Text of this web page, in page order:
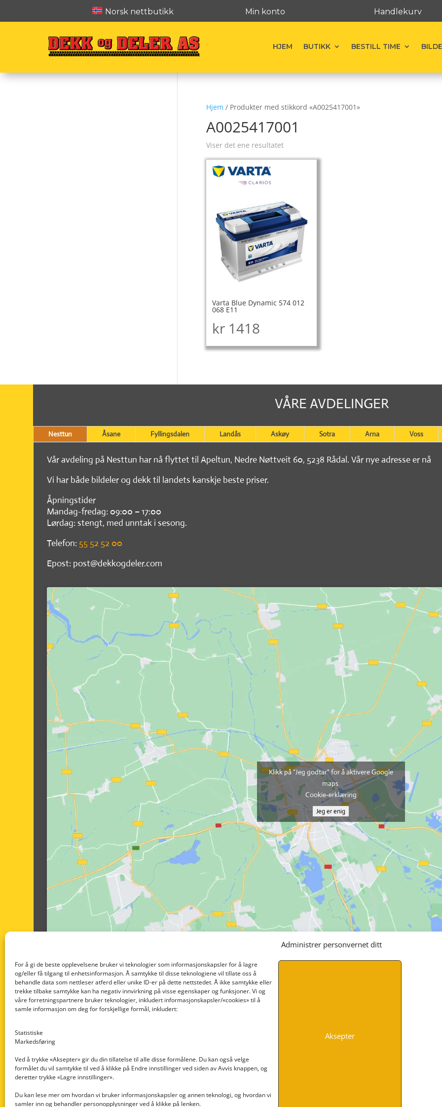
Administrer personvernet ditt
For å gi de beste opplevelsene bruker vi teknologier som informasjonskapsler for å lagre
og/eller få tilgang til enhetsinformasjon. Å samtykke til disse teknologiene vil tillate oss å
behandle data som nettleser atferd eller unike ID-er på dette nettstedet. Å ikke samtykke eller
trekke tilbake samtykke kan ha negativ innvirkning på visse egenskaper og funksjoner. Vi og
våre forretningspartnere bruker teknologier, inkludert informasjonskapsler/«cookies» til å
samle informasjon om deg for forskjellige formål, inkludert:
Statistiske
Markedsføring
Ved å trykke «Aksepter» gir du din tillatelse til alle disse formålene. Du kan også velge
formålet du vil samtykke til ved å klikke på Endre innstillinger ved siden av Avvis knappen, og
deretter trykke «Lagre innstillinger».
Du kan lese mer om hvordan vi bruker informasjonskapsler og annen teknologi, og hvordan vi
samler inn og behandler personopplysninger ved å klikke på lenken.
Aksepter
Norsk nettbutikk Min konto Handlekurv
HJEM BUTIKK BESTILL TIME
Hjem / Produkter med stikkord «A0025417001»
A0025417001
Viser det ene resultatet
Varta Blue Dynamic 574 012
068 E11
kr1418
VÅRE AVDELINGER
Nesttun Åsane Fyllingsdalen Landås Askøy Sotra Arna Voss
Vår avdeling på Nesttun har nå flyttet til Apeltun, Nedre Nøttveit 60, 5238 Rådal. Vår nye adresse er nå
Vi har både bildeler og dekk til landets kanskje beste priser.
Åpningstider
Mandag-fredag: 09:00 – 17:00
Lørdag: stengt, med unntak i sesong.
Telefon: 55 52 52 00
Epost: post@dekkogdeler.com
Klikk på "Jeg godtar" for å aktivere Google
maps
Cookie-erklæring
Jeg er enig
Nedre Nøttveit 60, 5238 Rådal
INFORMASJON